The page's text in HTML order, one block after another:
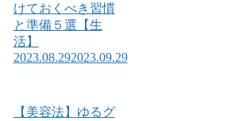
けておくべき習慣
と準備５選【生
活】
2023.08.292023.09.29
【美容法】ゆるグ